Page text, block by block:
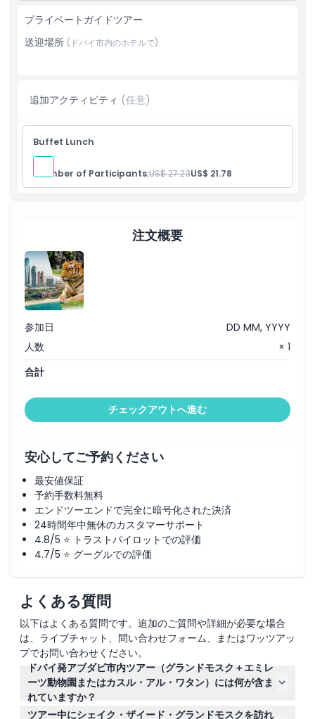
エミレーツ・パレスでの写真撮影
英語を話すプロのガイド
プライベートガイドツアー
送迎場所 (ドバイ市内のホテルで)
追加アクティビティ (任意)
Buffet Lunch
Number of Participants:US$ 27.23US$ 21.78
注文概要
参加日
DD MM, YYYY
人数
× 1
合計
チェックアウトへ進む
安心してご予約ください
最安値保証
予約手数料無料
エンドツーエンドで完全に暗号化された決済
24時間年中無休のカスタマーサポート
4.8/5 ⭐ トラストパイロットでの評価
4.7/5 ⭐ グーグルでの評価
よくある質問
以下はよくある質問です。追加のご質問や詳細が必要な場合
は、ライブチャット、問い合わせフォーム、またはワッツアッ
プでお問い合わせください。
ドバイ発アブダビ市内ツアー（グランドモスク＋エミレ
ーツ動物園またはカスル・アル・ワタン）には何が含ま
れていますか？
ツアーには、ドバイのホテルからの送迎、シェイク・ザイ
ツアー中にシェイク・ザイード・グランドモスクを訪れ